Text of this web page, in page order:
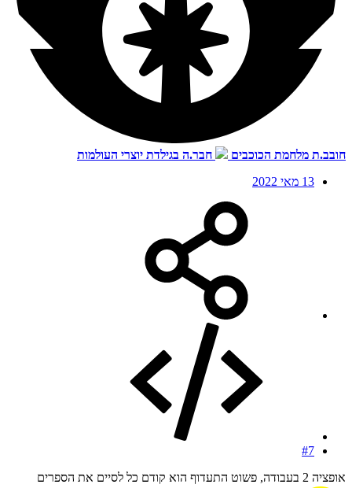
חובב.ת מלחמת הכוכבים
חבר.ה בגילדת יוצרי העולמות
13 מאי 2022
#7
אופציה 2 בעבודה, פשוט התעדוף הוא קודם כל לסיים את הספרים